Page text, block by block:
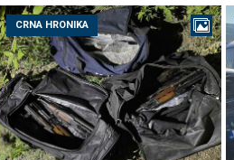
CRNA HRONIKA